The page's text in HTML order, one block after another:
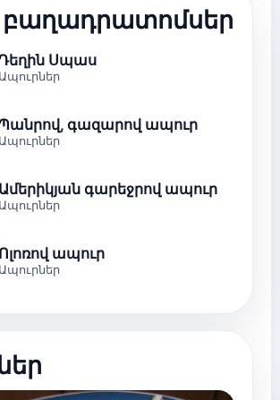
Սպաս
Ապուրներ
գազարով ապուր
Ապուրներ
Ամերիկյան գարեջրով ապուր
Ապուրներ
Ոլոռով ապուր
Ապուրներ